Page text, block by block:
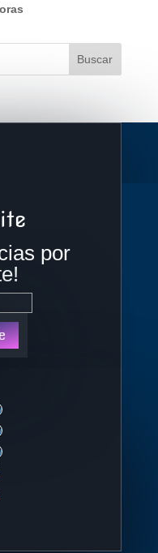
por